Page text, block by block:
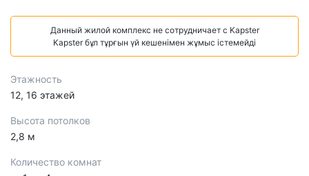
Данный жилой комплекс не сотрудничает с Kapster
Kapster бұл тұрғын үй кешенімен жұмыс істемейді
Этажность
12, 16 этажей
Высота потолков
2,8 м
Количество комнат